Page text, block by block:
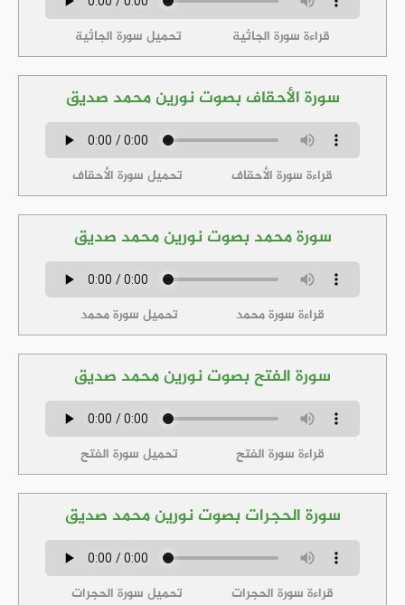
قراءة سورة الجاثية تحميل سورة الجاثية
سورة الأحقاف بصوت نورين محمد صديق
قراءة سورة الأحقاف تحميل سورة الأحقاف
سورة محمد بصوت نورين محمد صديق
قراءة سورة محمد تحميل سورة محمد
سورة الفتح بصوت نورين محمد صديق
قراءة سورة الفتح تحميل سورة الفتح
سورة الحجرات بصوت نورين محمد صديق
قراءة سورة الحجرات تحميل سورة الحجرات